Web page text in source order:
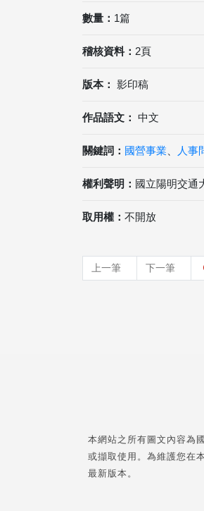
數量： 1篇
稽核資料： 2頁
版本： 影印稿
作品語文： 中文
關鍵詞： 國營事業 人事
權利聲明： 國立陽明交通
取用權： 不開放
上一筆 下一筆
本網站之所有圖文內容為
或擷取使用。為維護您在
最新版本。